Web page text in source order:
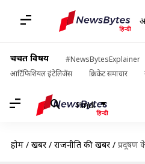
चर्चित विषय #NewsBytesExplainer
आर्टिफिशियल इंटेलिजेंस
क्रिकेट समाचार
Hindi
होम / खबरें / राजनीति की खबरें / प्रदूषण के